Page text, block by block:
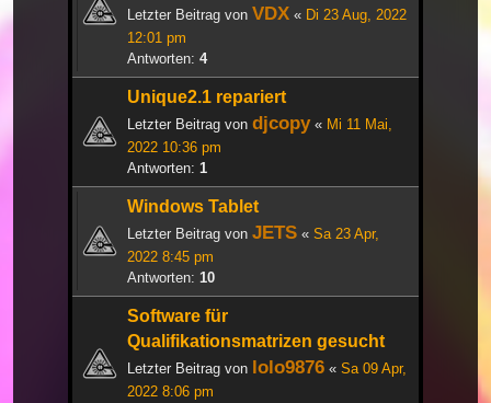
Letzter Beitrag von VDX « Di 23 Aug, 2022
12:01 pm
Antworten: 4
Unique2.1 repariert
Letzter Beitrag von djcopy« Mi 11 Mai,
2022 10:36 pm
Antworten: 1
Windows Tablet
Letzter Beitrag von JETS « Sa 23 Apr,
2022 8:45 pm
Antworten: 10
Software für
Qualifikationsmatrizen gesucht
Letzter Beitrag von lolo9876 « Sa 09 Apr,
2022 8:06 pm